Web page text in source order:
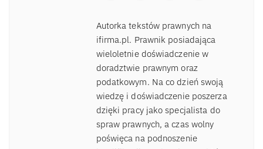
Autorka tekstów prawnych na
ifirma.pl. Prawnik posiadająca
wieloletnie doświadczenie w
doradztwie prawnym oraz
podatkowym. Na co dzień swoją
wiedzę i doświadczenie poszerza
dzięki pracy jako specjalista do
spraw prawnych, a czas wolny
poświęca na podnoszenie